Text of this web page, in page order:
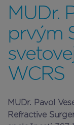
MUDr.
prvým
WCRS
MUDr. Pavol
Refractive